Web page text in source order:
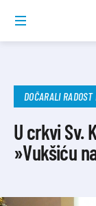
DOČARALI RADOST
U crkvi Sv.
»Vukšiću